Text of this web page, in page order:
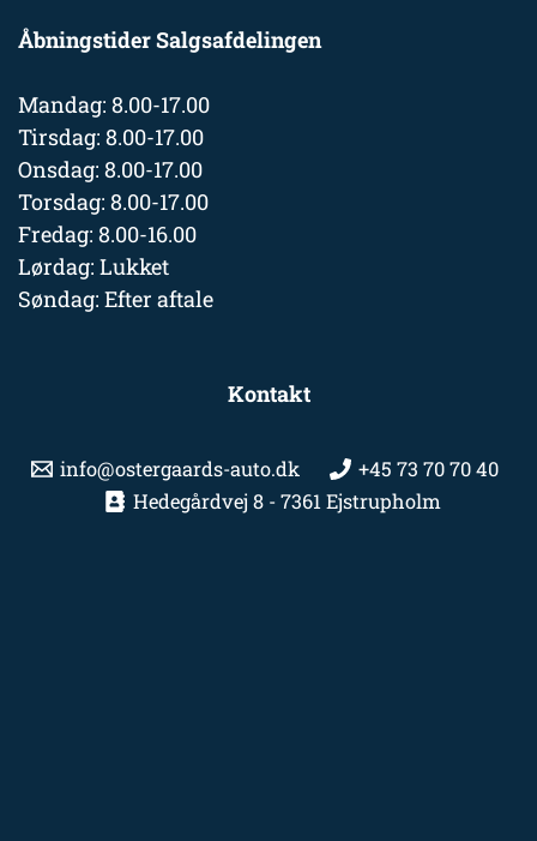
Åbningstider Salgsafdelingen
Mandag: 8.00-17.00
Tirsdag: 8.00-17.00
Onsdag: 8.00-17.00
Torsdag: 8.00-17.00
Fredag: 8.00-16.00
Lørdag: Lukket
Søndag: Efter aftale
Kontakt
info@ostergaards-auto.dk
+45 73 70 70 40
Hedegårdvej 8 - 7361 Ejstrupholm